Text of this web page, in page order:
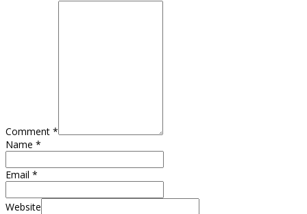
Comment *
Name *
Email *
Website